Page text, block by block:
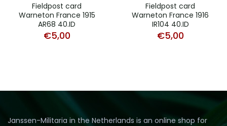
Fieldpost card
Warneton France 1915
AR68 40.ID
€5,00
Fieldpost card
Warneton France 1916
IR104 40.ID
€5,00
Janssen-Militaria in the Netherlands is an online shop for